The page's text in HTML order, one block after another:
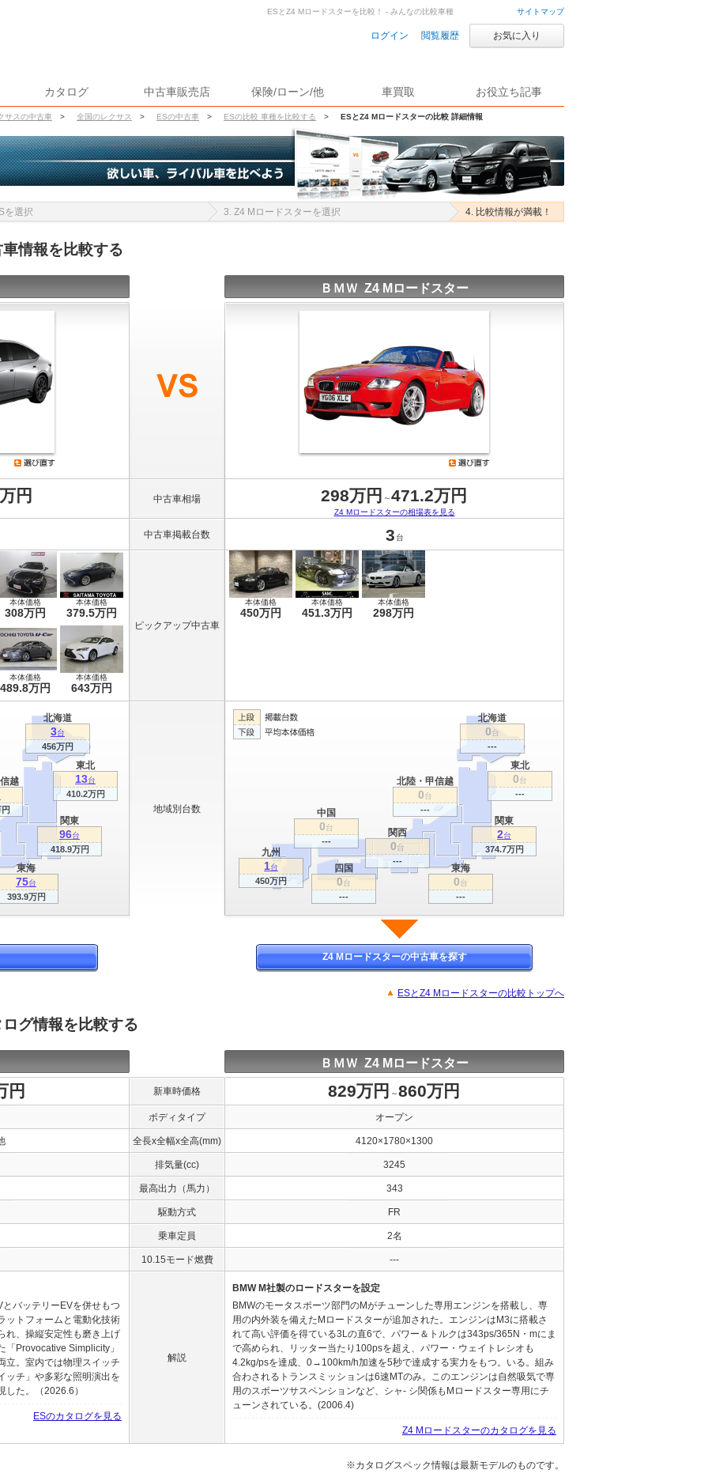
サイトマップ
ログイン 閲覧履歴 お気に入り
カタログ 中古車販売店 保険/ローン/他 車買取 お役立ち記事
サスの中古車 > 全国のレクサス > ESの中古車 > ESの比較 車種を比較する > ESとZ4 Mロードスターの比較 詳細情報
ESとZ4 Mロードスターを比較！ - みんなの比較車種
を選択 3. Z4 Mロードスターを選択 4. 比較情報が満載！
情報を比較する
ＢＭＷ Z4 Mロードスター
円 中古車相場 298万円 ～471.2万円
Z4 Mロードスターの相場表を見る
中古車掲載台数 3 台
本体価格
308万円
本体価格
379.5万円
本体価格
489.8万円
本体価格
643万円
ピックアップ中古車
本体価格
450万円
本体価格
451.3万円
本体価格
298万円
関東
96台
418.9万円
東海
75台
393.9万円
北海道
3台
456万円
東北
13台
410.2万円
越
地域別台数
関東
2台
374.7万円
関西
0台
---
東海
0台
---
北海道
0台
---
九州
1台
450万円
東北
0台
---
北陸・甲信越
0台
---
中国
0台
---
四国
0台
---
Z4 Mロードスターの中古車を探す
ESとZ4 Mロードスターの比較トップへ
グ情報を比較する
ＢＭＷ Z4 Mロードスター
円 新車時価格 829万円 ～860万円
ボディタイプ オープン
全長x全幅x全高(mm) 4120×1780×1300
排気量(cc) 3245
最高出力（馬力） 343
駆動方式 FR
乗車定員 2名
10.15モード燃費 ---
バッテリーEVを併せもつ
ットフォームと電動化技術
れ、操縦安定性も磨き上げ
Provocative Simplicity」
立。室内では物理スイッチ
ッチ」や多彩な照明演出を
た。（2026.6）
ESのカタログを見る
解説
BMW M社製のロードスターを設定
BMWのモータスポーツ部門のMがチューンした専用エンジンを搭載し、専
用の内外装を備えたMロードスターが追加された。エンジンはM3に搭載さ
れて高い評価を得ている3Lの直6で、パワー＆トルクは343ps/365N・mにま
で高められ、リッター当たり100psを超え、パワー・ウェイトレシオも
4.2kg/psを達成、0→100km/h加速を5秒で達成する実力をもつ。いる。組み
合わされるトランスミッションは6速MTのみ。このエンジンは自然吸気で専
用のスポーツサスペンションなど、シャ- シ関係もMロードスター専用にチ
ューンされている。(2006.4)
Z4 Mロードスターのカタログを見る
※カタログスペック情報は最新モデルのものです。